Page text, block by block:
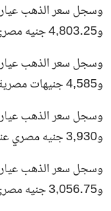
و4,803.25 جنيه مصري عند الشراء.
و4,585 جنيهات مصرية عند الشراء.
و3,930 جنيه مصري عند الشراء.
و3,056.75 جنيه مصري عند الشراء.